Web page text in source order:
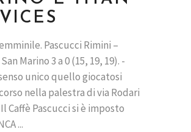
Pascucci Rimini –
Marino 3 a 0 (15, 19, 19). -
unico quello giocatosi
nella palestra di via Rodari
Caffè Pascucci si è imposto